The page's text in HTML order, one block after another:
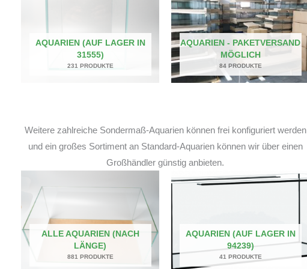
AQUARIEN (AUF LAGER IN
31555)
231 PRODUKTE
AQUARIEN - PAKETVERSAND
MÖGLICH
84 PRODUKTE
Weitere zahlreiche Sondermaß-Aquarien können frei konfiguriert werden
und ein großes Sortiment an Standard-Aquarien können wir über einen
Großhändler günstig anbieten.
ALLE AQUARIEN (NACH
LÄNGE)
881 PRODUKTE
AQUARIEN (AUF LAGER IN
94239)
41 PRODUKTE